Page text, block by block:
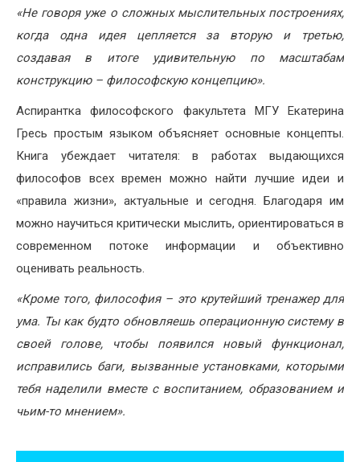
«Не говоря уже о сложных мыслительных построениях,
когда одна идея цепляется за вторую и третью,
создавая в итоге удивительную по масштабам
конструкцию – философскую концепцию».
Аспирантка философского факультета МГУ Екатерина
Гресь простым языком объясняет основные концепты.
Книга убеждает читателя: в работах выдающихся
философов всех времен можно найти лучшие идеи и
«правила жизни», актуальные и сегодня. Благодаря им
можно научиться критически мыслить, ориентироваться в
современном потоке информации и объективно
оценивать реальность.
«Кроме того, философия – это крутейший тренажер для
ума. Ты как будто обновляешь операционную систему в
своей голове, чтобы появился новый функционал,
исправились баги, вызванные установками, которыми
тебя наделили вместе с воспитанием, образованием и
чьим-то мнением».